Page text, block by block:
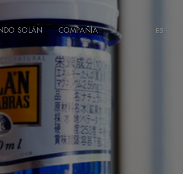
SOLÁN COMPAÑÍA ES